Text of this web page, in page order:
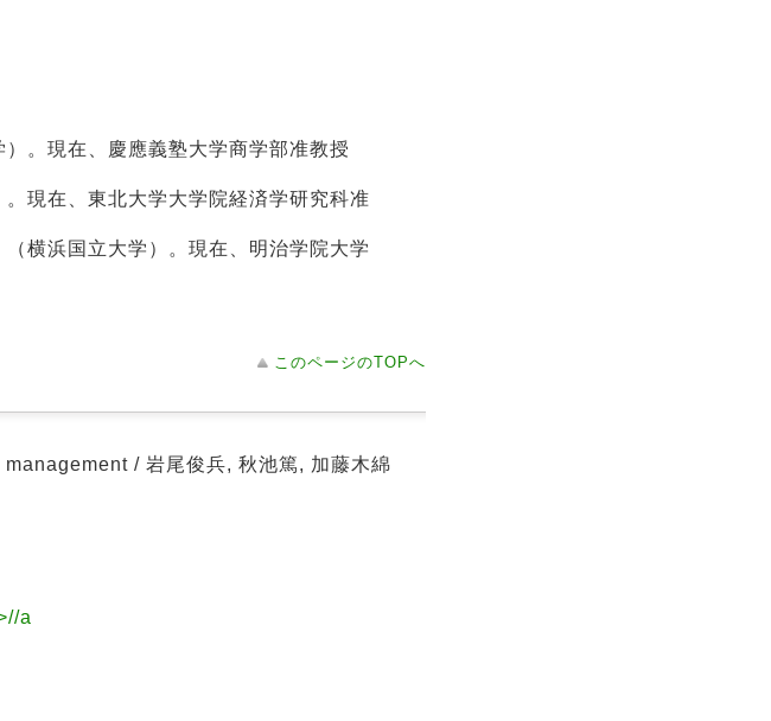
。現在、慶應義塾大学商学部准教授
現在、東北大学大学院経済学研究科准
横浜国立大学）。現在、明治学院大学
このページのTOPへ
/ 岩尾俊兵, 秋池篤, 加藤木綿
a